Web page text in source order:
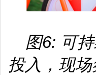
图6: 可
投入，现